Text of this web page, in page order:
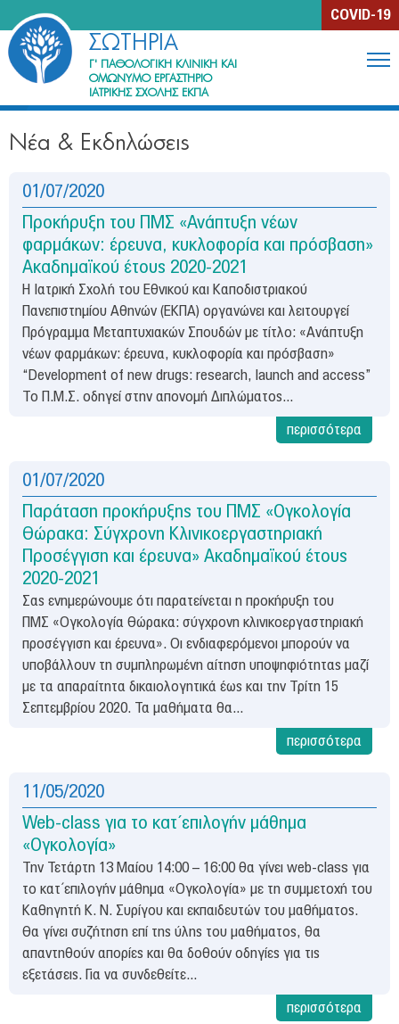
COVID-19
ΣΩΤΗΡΙΑ
Γ' ΠΑΘΟΛΟΓΙΚΗ ΚΛΙΝΙΚΗ ΚΑΙ
ΟΜΩΝΥΜΟ ΕΡΓΑΣΤΗΡΙΟ
ΙΑΤΡΙΚΗΣ ΣΧΟΛΗΣ ΕΚΠΑ
Η Κλινική
Περιγραφή
Μονάδες & Ιατρεία
Ανθρώπινο Δυναμικό
Εκπαίδευση & Έρευνα
Συγγράμματα μελών της Κλινικής
Ενημέρωση ασθενών
Νέα & Εκδηλώσεις
Είπαν για εμάς
Επικοινωνία
Πρόσβαση
Νέα & Εκδηλώσεις
01/07/2020
Προκήρυξη του ΠΜΣ «Ανάπτυξη νέων
φαρμάκων: έρευνα, κυκλοφορία και πρόσβαση»
Ακαδημαϊκού έτους 2020-2021
Η Ιατρική Σχολή του Εθνικού και Καποδιστριακού
Πανεπιστημίου Αθηνών (ΕΚΠΑ) οργανώνει και λειτουργεί
Πρόγραμμα Μεταπτυχιακών Σπουδών με τίτλο: «Ανάπτυξη
νέων φαρμάκων: έρευνα, κυκλοφορία και πρόσβαση»
“Development of new drugs: research, launch and access”
Το Π.Μ.Σ. οδηγεί στην απονομή Διπλώματος...
περισσότερα
01/07/2020
Παράταση προκήρυξης του ΠΜΣ «Ογκολογία
Θώρακα: Σύγχρονη Κλινικοεργαστηριακή
Προσέγγιση και έρευνα» Ακαδημαϊκού έτους
2020-2021
Σας ενημερώνουμε ότι παρατείνεται η προκήρυξη του
ΠΜΣ «Ογκολογία Θώρακα: σύγχρονη κλινικοεργαστηριακή
προσέγγιση και έρευνα». Οι ενδιαφερόμενοι μπορούν να
υποβάλλουν τη συμπληρωμένη αίτηση υποψηφιότητας μαζί
με τα απαραίτητα δικαιολογητικά έως και την Τρίτη 15
Σεπτεμβρίου 2020. Τα μαθήματα θα...
περισσότερα
11/05/2020
Web-class για το κατ΄επιλογήν μάθημα
«Ογκολογία»
Την Τετάρτη 13 Μαίου 14:00 – 16:00 θα γίνει web-class για
το κατ΄επιλογήν μάθημα «Ογκολογία» με τη συμμετοχή του
Καθηγητή Κ. Ν. Συρίγου και εκπαιδευτών του μαθήματος.
Θα γίνει συζήτηση επί της ύλης του μαθήματος, θα
απαντηθούν απορίες και θα δοθούν οδηγίες για τις
εξετάσεις. Για να συνδεθείτε...
περισσότερα